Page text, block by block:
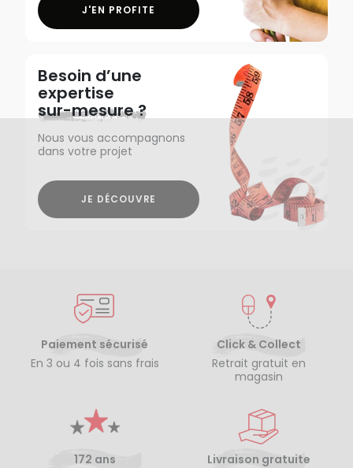
J'EN PROFITE
Besoin d’une
expertise
sur-mesure ?
Nous vous accompagnons
dans votre projet
JE DÉCOUVRE
Paiement sécurisé
En 3 ou 4 fois sans frais
Click & Collect
Retrait gratuit en
magasin
172 ans
Livraison gratuite